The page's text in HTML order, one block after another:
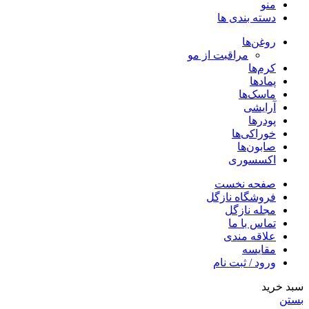
منو
دسته بندی ها
روغن‌ها
مراقبت از مو
کرم‌ها
پمادها
ماسک‌ها
آرایشی
پودرها
خوراکی‌ها
صابون‌ها
اکسسوری
صفحه نخست
فروشگاه نازگل
مجله نازگل
تماس با ما
علاقه مندی
مقایسه
ورود / ثبت نام
سبد خرید
بستن